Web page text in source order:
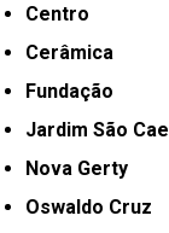
Centro
Cerâmica
Fundação
Jardim São
Nova Gerty
Oswaldo Cruz